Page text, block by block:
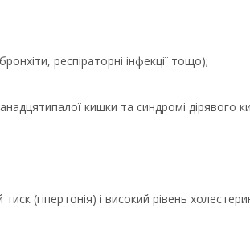
респіраторні інфекції тощо);
кишки та синдромі дірявого
(гіпертонія) і високий рівень